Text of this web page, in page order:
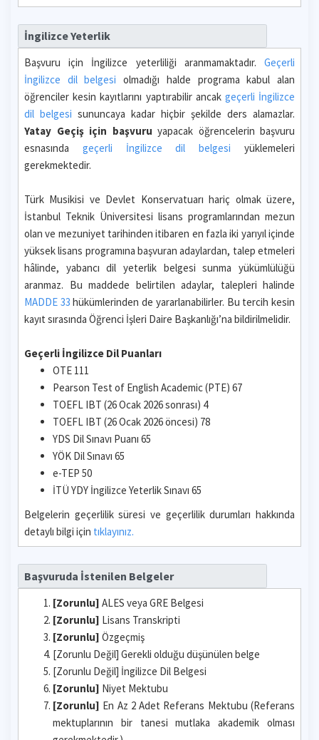
İngilizce Yeterlik
Başvuru için İngilizce yeterliliği aranmamaktadır. Geçerli
İngilizce dil belgesi olmadığı halde programa kabul alan
öğrenciler kesin kayıtlarını yaptırabilir ancak geçerli İngilizce
dil belgesi sununcaya kadar hiçbir şekilde ders alamazlar.
Yatay Geçiş için başvuru yapacak öğrencelerin başvuru
esnasında geçerli İngilizce dil belgesi yüklemeleri
gerekmektedir.
Türk Musikisi ve Devlet Konservatuarı hariç olmak üzere,
İstanbul Teknik Üniversitesi lisans programlarından mezun
olan ve mezuniyet tarihinden itibaren en fazla iki yarıyıl içinde
yüksek lisans programına başvuran adaylardan, talep etmeleri
hâlinde, yabancı dil yeterlik belgesi sunma yükümlülüğü
aranmaz. Bu maddede belirtilen adaylar, talepleri halinde
MADDE 33 hükümlerinden de yararlanabilirler. Bu tercih kesin
kayıt sırasında Öğrenci İşleri Daire Başkanlığı’na bildirilmelidir.
Geçerli İngilizce Dil Puanları
OTE 111
Pearson Test of English Academic (PTE) 67
TOEFL IBT (26 Ocak 2026 sonrası) 4
TOEFL IBT (26 Ocak 2026 öncesi) 78
YDS Dil Sınavı Puanı 65
YÖK Dil Sınavı 65
e-TEP 50
İTÜ YDY İngilizce Yeterlik Sınavı 65
Belgelerin geçerlilik süresi ve geçerlilik durumları hakkında
detaylı bilgi için tıklayınız.
Başvuruda İstenilen Belgeler
[Zorunlu] ALES veya GRE Belgesi
[Zorunlu] Lisans Transkripti
[Zorunlu] Özgeçmiş
[Zorunlu Değil] Gerekli olduğu düşünülen belge
[Zorunlu Değil] İngilizce Dil Belgesi
[Zorunlu] Niyet Mektubu
[Zorunlu] En Az 2 Adet Referans Mektubu (Referans
mektuplarının bir tanesi mutlaka akademik olması